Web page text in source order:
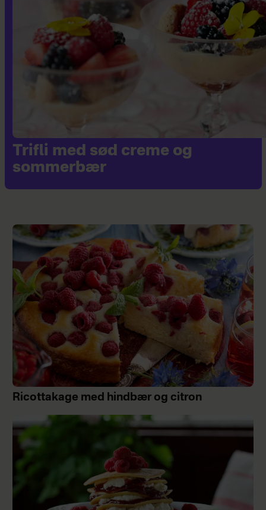
Trifli med sød creme og
sommerbær
Ricottakage med hindbær og citron